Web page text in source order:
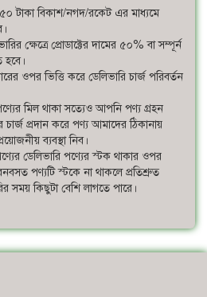
টাকা বিকাশ/নগদ/রকেট এর মাধ্যমে
ক্ষেত্রে প্রোডাক্টের দামের ৫০% বা সম্পূর্ন
হবে।
ওপর ভিত্তি করে ডেলিভারি চার্জ পরিবর্তন
মিল থাকা সত্যেও আপনি পণ্য গ্রহন
চার্জ প্রদান করে পণ্য আমাদের ঠিকানায়
ব্যবস্থা নিব।
ডেলিভারি পণ্যের স্টক থাকার ওপর
পণ্যটি স্টকে না থাকলে প্রতিশ্রুত
সময় কিছুটা বেশি লাগতে পারে।